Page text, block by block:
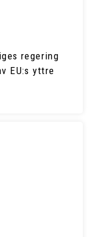
regering
EU:s yttre